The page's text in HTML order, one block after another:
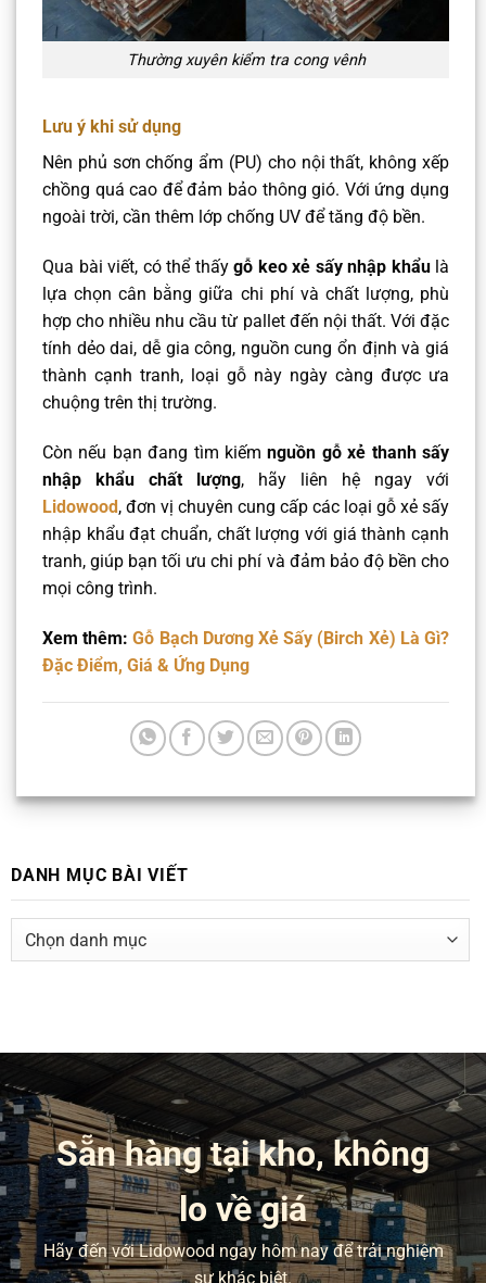
Thường xuyên kiểm tra cong vênh
Lưu ý khi sử dụng
Nên phủ sơn chống ẩm (PU) cho nội thất, không xếp
chồng quá cao để đảm bảo thông gió. Với ứng dụng
ngoài trời, cần thêm lớp chống UV để tăng độ bền.
Qua bài viết, có thể thấy gỗ keo xẻ sấy nhập khẩulà
lựa chọn cân bằng giữa chi phí và chất lượng, phù
hợp cho nhiều nhu cầu từ pallet đến nội thất. Với đặc
tính dẻo dai, dễ gia công, nguồn cung ổn định và giá
thành cạnh tranh, loại gỗ này ngày càng được ưa
chuộng trên thị trường.
Còn nếu bạn đang tìm kiếmnguồn gỗ xẻ thanh sấy
nhập khẩu chất lượng, hãy liên hệ ngay với
Lidowood, đơn vị chuyên cung cấp các loại gỗ xẻ sấy
nhập khẩu đạt chuẩn, chất lượng với giá thành cạnh
tranh, giúp bạn tối ưu chi phí và đảm bảo độ bền cho
mọi công trình.
Xem thêm:Gỗ Bạch Dương Xẻ Sấy (Birch Xẻ) Là Gì?
Đặc Điểm, Giá & Ứng Dụng
DANH MỤC BÀI VIẾT
DANH
Sẵn hàng tại kho, không
lo về giá
Hãy đến với Lidowood ngay hôm nay để trải nghiệm
sự khác biệt.